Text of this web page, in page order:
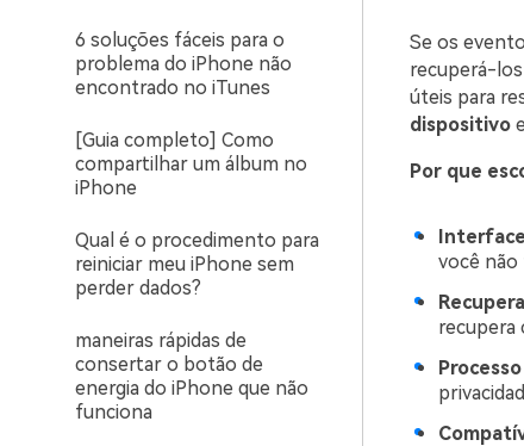
6 soluções fáceis para o
problema do iPhone não
encontrado no iTunes
[Guia completo] Como
compartilhar um álbum no
iPhone
Qual é o procedimento para
reiniciar meu iPhone sem
perder dados?
maneiras rápidas de
consertar o botão de
energia do iPhone que não
funciona
Se os
recuperá-
úteis para
dispositivoe
Por que
você
recupera